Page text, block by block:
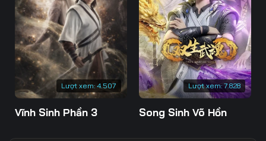
Lượt xem: 4.507
Vĩnh Sinh Phần 3
Lượt xem: 7.828
Song Sinh Võ Hồn